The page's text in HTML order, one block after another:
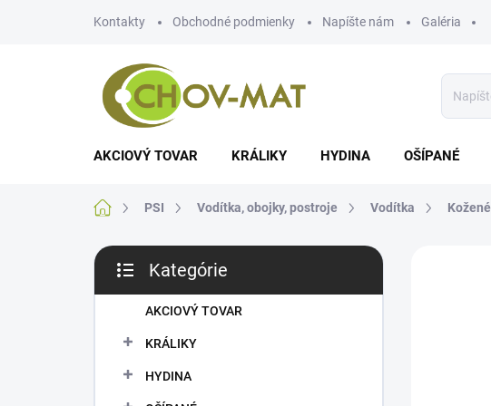
Kontakty Obchodné podmienky Napíšte nám Galéria
AKCIOVÝ TOVAR KRÁLIKY HYDINA OŠÍPANÉ
DomovPSI Vodítka, obojky, postroje Vodítka Kožené
B
č
kategórie
Kategórie
AKCIOVÝ TOVAR
KRÁLIKY
HYDINA